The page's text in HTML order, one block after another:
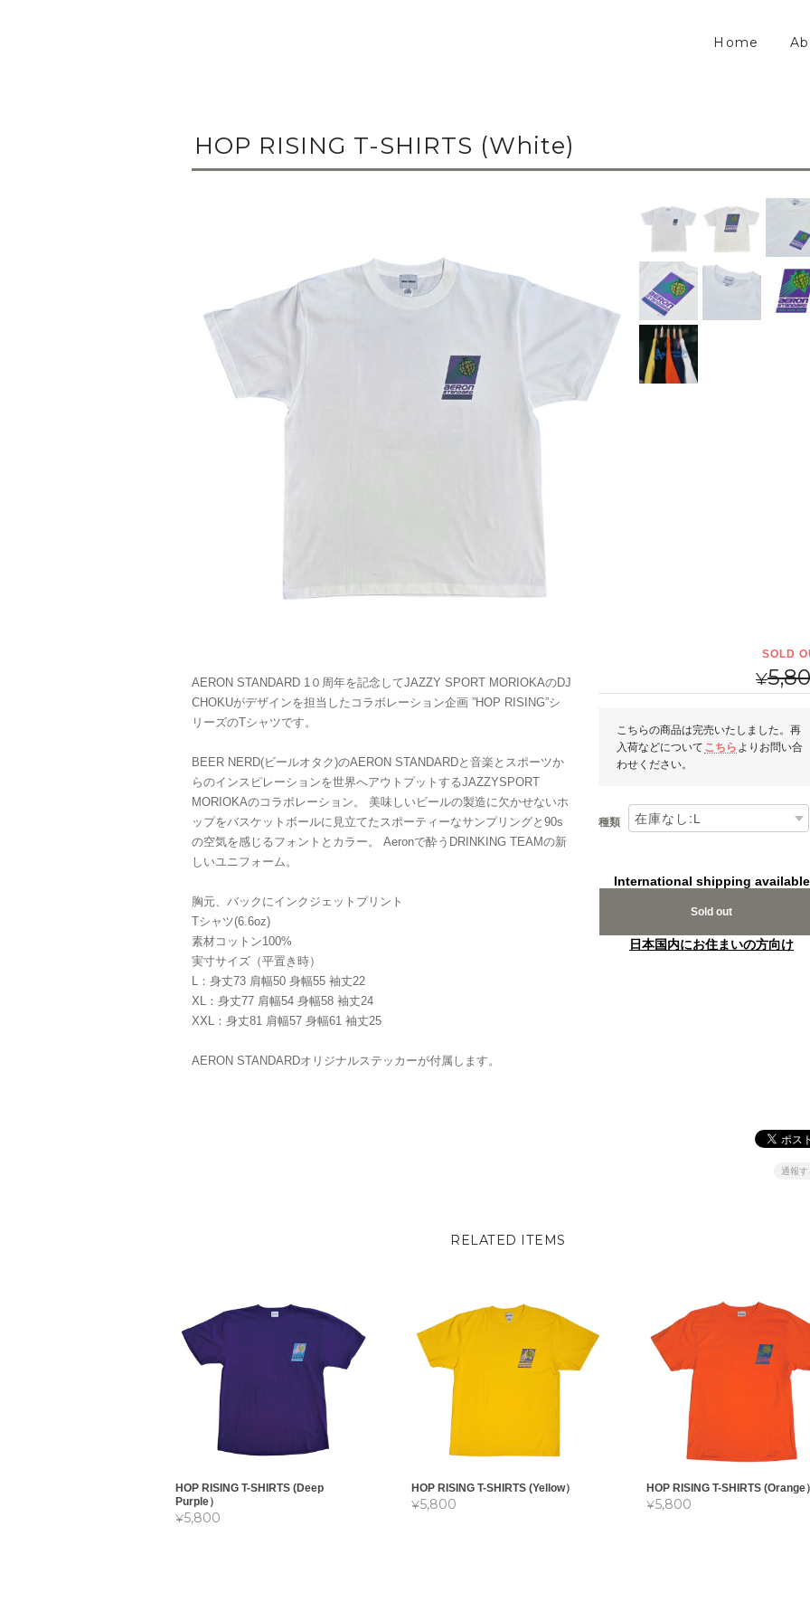
Home
HOP RISING T-SHIRTS (White)
AERON STANDARD 1０周年を記念してJAZZY SPORT MORIOKAのDJ
CHOKUがデザインを担当したコラボレーション企画 ”HOP RISING”シ
リーズのTシャツです。
BEER NERD(ビールオタク)のAERON STANDARDと音楽とスポーツか
らのインスピレーションを世界へアウトプットするJAZZYSPORT
MORIOKAのコラボレーション。 美味しいビールの製造に欠かせないホ
ップをバスケットボールに見立てたスポーティーなサンプリングと90s
の空気を感じるフォントとカラー。 Aeronで酔うDRINKING TEAMの新
しいユニフォーム。
胸元、バックにインクジェットプリント
Tシャツ(6.6oz)
素材コットン100%
実寸サイズ（平置き時）
L：身丈73 肩幅50 身幅55 袖丈22
XL：身丈77 肩幅54 身幅58 袖丈24
XXL：身丈81 肩幅57 身幅61 袖丈25
AERON STANDARDオリジナルステッカーが付属します。
SOLD
¥
こちらの商品は完売いたしました。再
入荷などについて こちら よりお問い合
わせください。
種類
International shipping available
Sold out
日本国内にお住まいの方向け
通報す
RELATED ITEMS
HOP RISING T-SHIRTS (Deep
Purple）
¥5,800
HOP RISING T-SHIRTS (Yellow）
¥5,800
HOP RISING T-SHIRTS (Orange
¥5,800